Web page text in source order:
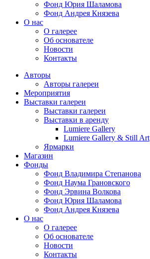
Фонд Юрия Шаламова
Фонд Андрея Князева
О нас
О галерее
Об основателе
Новости
Контакты
Авторы
Авторы галереи
Мероприятия
Выставки галереи
Выставки галереи
Выставки в аренду
Lumiere Gallery
Lumiere Gallery & Still Art
Ярмарки
Магазин
Фонды
Фонд Владимира Степанова
Фонд Наума Грановского
Фонд Эрвина Волкова
Фонд Юрия Шаламова
Фонд Андрея Князева
О нас
О галерее
Об основателе
Новости
Контакты